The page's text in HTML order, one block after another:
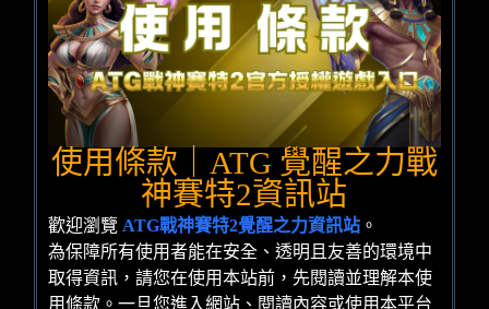
使用條款｜ATG 覺醒之力戰
神賽特2資訊站
歡迎瀏覽 ATG戰神賽特2覺醒之力資訊站 。
為保障所有使用者能在安全、透明且友善的環境中
取得資訊，請您在使用本站前，先閱讀並理解本使
用條款。一旦您進入網站、閱讀內容或使用本平台